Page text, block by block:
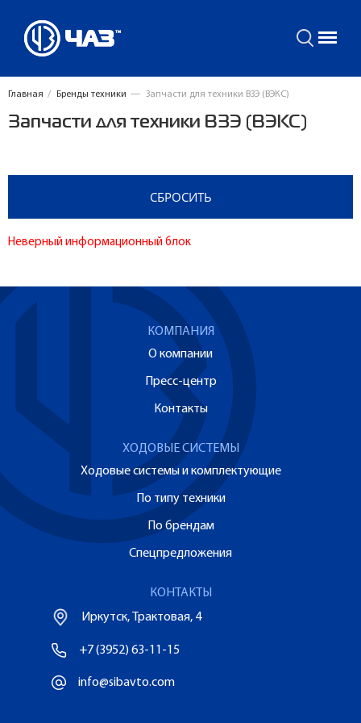
Главная / Бренды техники — Запчасти для техники ВЗЭ (ВЭКС)
Запчасти для техники ВЗЭ (ВЭКС)
Неверный информационный блок
КОМПАНИЯ
О компании
Пресс-центр
Контакты
ХОДОВЫЕ СИСТЕМЫ
Ходовые системы и комплектующие
По типу техники
По брендам
Спецпредложения
КОНТАКТЫ
Иркутск, Трактовая, 4
+7 (3952) 63-11-15
info@sibavto.com